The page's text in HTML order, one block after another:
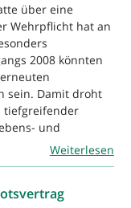
über eine
Wehrpflicht hat an
2008 könnten
sein. Damit droht
tiefgreifender
und
Weiterlesen